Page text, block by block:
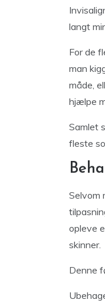
langt
For de
man
måde,
hjælpe
Samlet
fleste
Selvom
opleve
skinner.
Denne